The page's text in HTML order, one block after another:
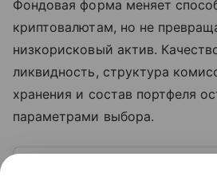
Фондовая форма меняет
криптовалютам, но не
низкорисковый актив.
ликвидность, структура
хранения и состав портфеля
параметрами выбора.